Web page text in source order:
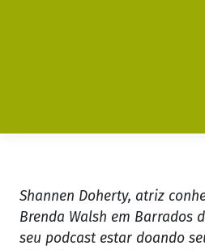
Shannen Doherty, atriz
Brenda Walsh em Barrados
seu podcast estar doando